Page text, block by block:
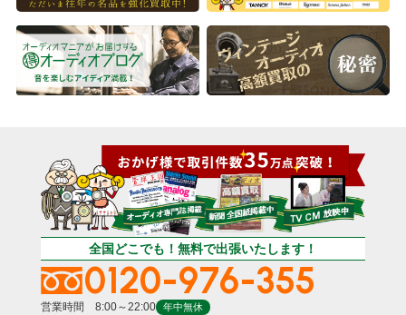
全国どこでも！無料で出張いたします！
0120-976-355
営業時間 8:00～22:00 年中無休